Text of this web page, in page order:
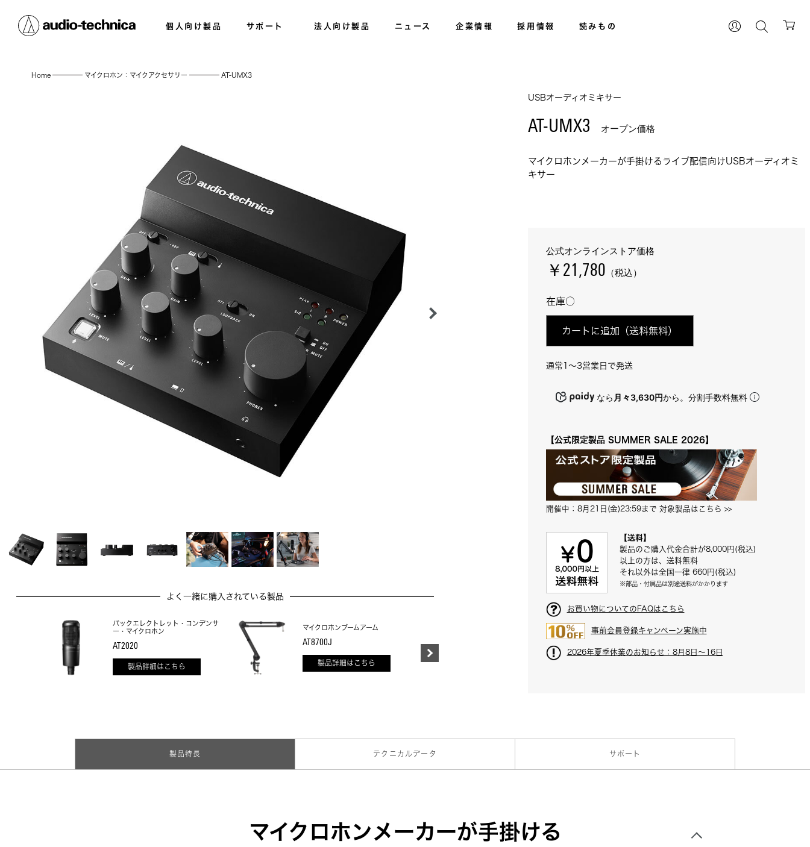
個人向け製品 サポート 法人向け製品 ニュース 企業情報 採用情報 読みもの
Home マイクロホン：マイクアクセサリー AT-UMX3
よく一緒に購入されている製品
バックエレクトレット・コンデンサ
ー・マイクロホン
AT2020
製品詳細はこちら
マイクロホンブームアーム
AT8700J
製品詳細はこちら
XLRケーブル
BX3/3.0
USBオーディオミキサー
AT-UMX3 オープン価格
マイクロホンメーカーが手掛けるライブ配信向けUSBオーディオミ
キサー
公式オンラインストア価格
￥21,780 （税込）
在庫○
カートに追加 （送料無料）
通常1～3営業日で発送
なら 月々3,630円から。分割手数料無料
【公式限定製品 SUMMER SALE 2026】
開催中：8月21日(金)23:59まで 対象製品はこちら >>
【送料】
製品のご購入代金合計が8,000円(税込)
以上の方は、送料無料
それ以外は全国一律 660円(税込)
※部品・付属品は別途送料がかかります
お買い物についてのFAQはこちら
事前会員登録キャンペーン実施中
2026年夏季休業のお知らせ：8月8日～16日
製品特長 テクニカルデータ サポート
マイクロホンメーカーが手掛ける